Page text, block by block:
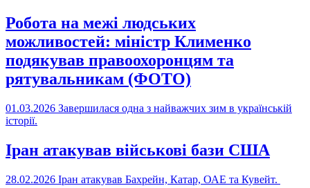
Робота на межі людських
можливостей: міністр Клименко
подякував правоохоронцям та
рятувальникам (ФОТО)
01.03.2026 Завершилася одна з найважчих зим в українській
історії.
Іран атакував військові бази США
28.02.2026 Іран атакував Бахрейн, Катар, ОАЕ та Кувейт.